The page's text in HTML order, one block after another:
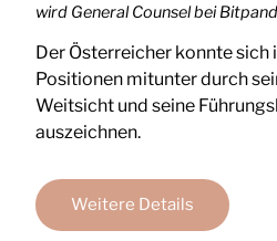
wird General Counsel bei
Der Österreicher konnte sich
Positionen mitunter durch
Weitsicht und seine
auszeichnen.
Weitere Details